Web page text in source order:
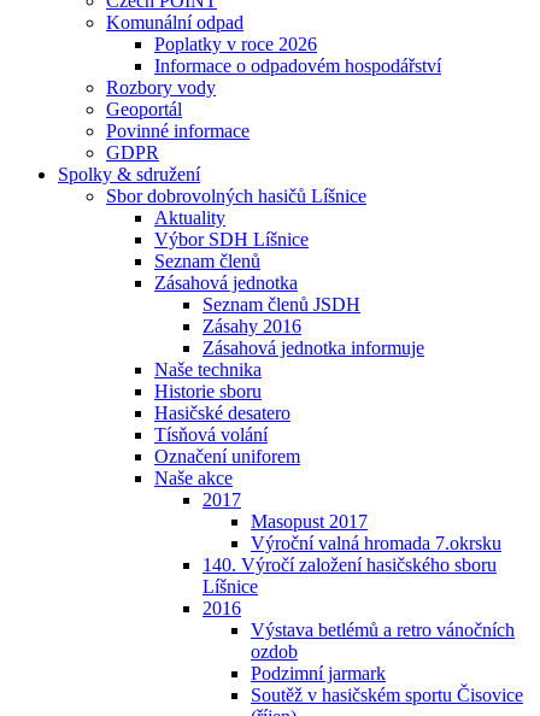
Komunální odpad
Poplatky v roce 2026
Informace o odpadovém hospodářství
Rozbory vody
Geoportál
Povinné informace
GDPR
Spolky & sdružení
Sbor dobrovolných hasičů Líšnice
Aktuality
Výbor SDH Líšnice
Seznam členů
Zásahová jednotka
Seznam členů JSDH
Zásahy 2016
Zásahová jednotka informuje
Naše technika
Historie sboru
Hasičské desatero
Tísňová volání
Označení uniforem
Naše akce
2017
Masopust 2017
Výroční valná hromada 7.okrsku
140. Výročí založení hasičského sboru
Líšnice
2016
Výstava betlémů a retro vánočních
ozdob
Podzimní jarmark
Soutěž v hasičském sportu Čisovice